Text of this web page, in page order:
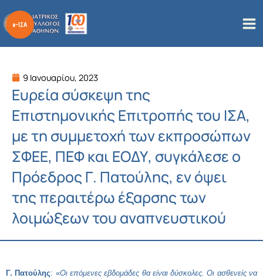
στο
περιεχόμενο
9 Ιανουαρίου, 2023
Ευρεία σύσκεψη της
Επιστημονικής Επιτροπής του ΙΣΑ,
με τη συμμετοχή των εκπροσώπων
ΣΦΕΕ, ΠΕΦ και ΕΟΔΥ, συγκάλεσε ο
Πρόεδρος Γ. Πατούλης, εν όψει
της περαιτέρω έξαρσης των
λοιμώξεων του αναπνευστικού
Γ. Πατούλης: «Οι επόμενες εβδομάδες θα είναι δύσκολες. Οι ασθενείς να